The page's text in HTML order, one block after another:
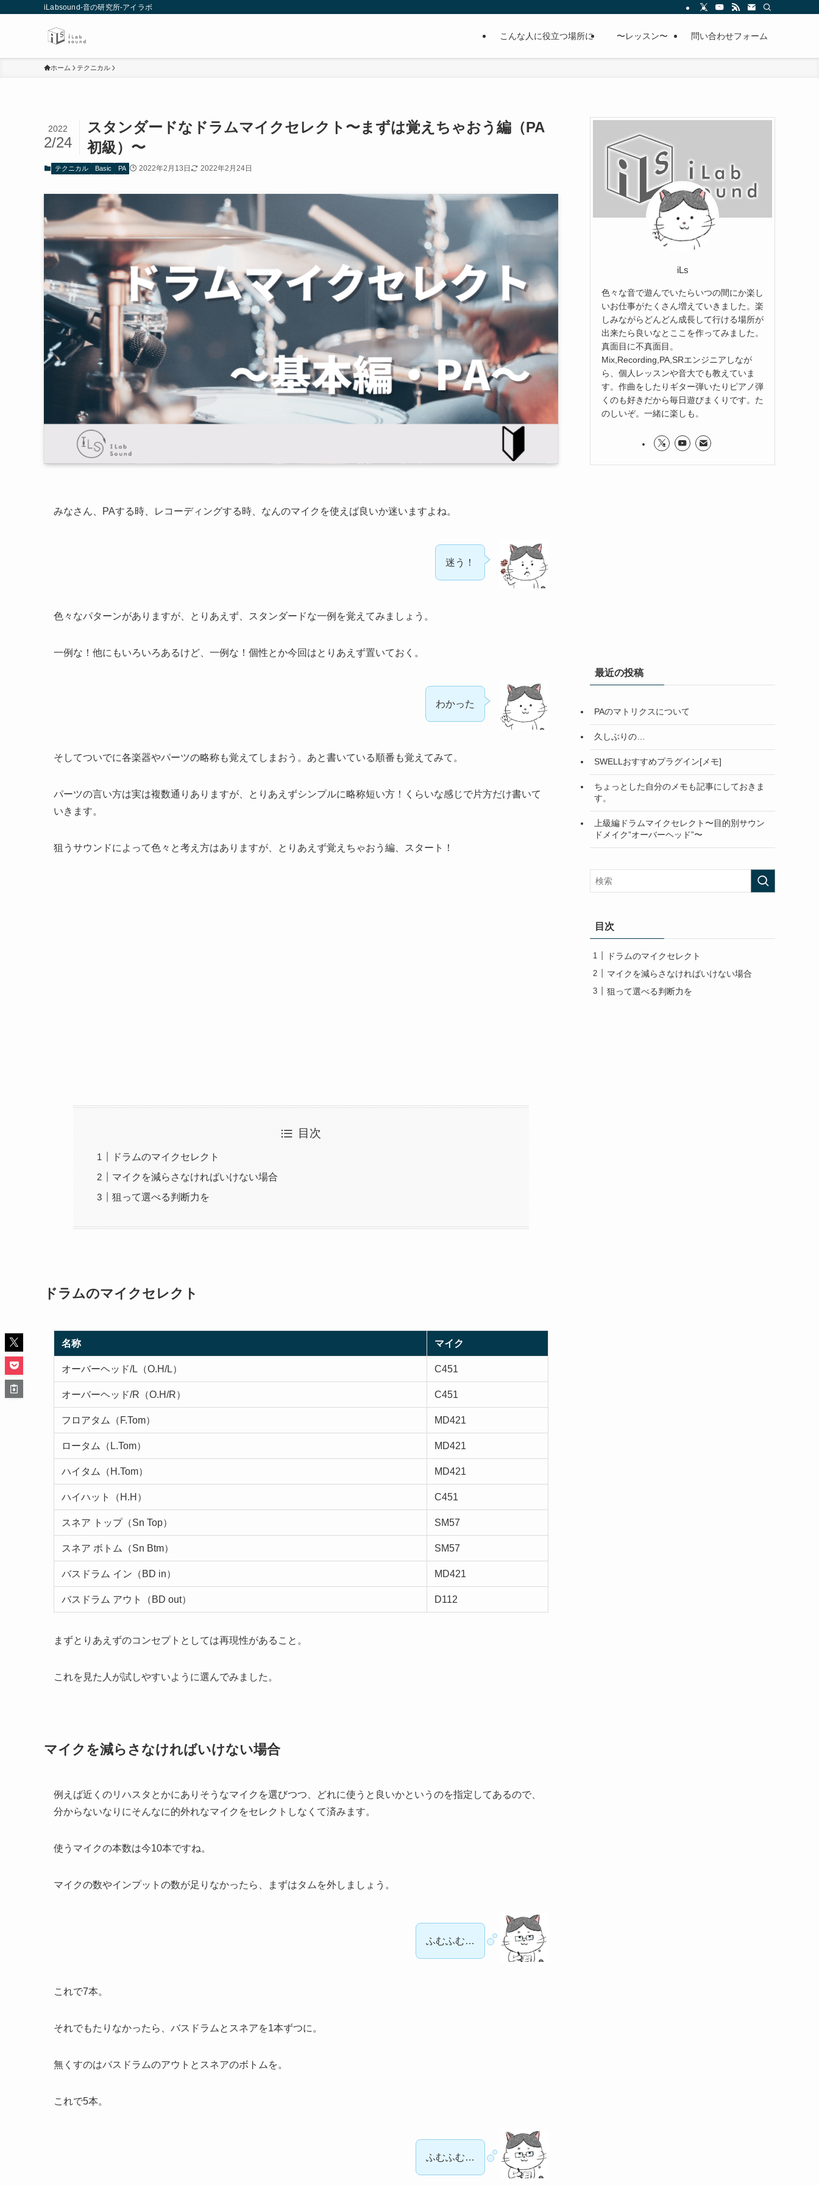
iLabsound-音の研究所-アイラボ
こんな人に役立つ場所に 〜レッスン〜 問い合わせフォーム
ホーム テクニカル
スタンダードなドラムマイクセレクト〜まずは覚えちゃおう編（PA
初級）〜
2022
2/24
テクニカル Basic PA 2022年2月13日 2022年2月24日
みなさん、PAする時、レコーディングする時、なんのマイクを使えば良いか迷いますよね。
迷う！
色々なパターンがありますが、とりあえず、スタンダードな一例を覚えてみましょう。
一例な！他にもいろいろあるけど、一例な！個性とか今回はとりあえず置いておく。
わかった
そしてついでに各楽器やパーツの略称も覚えてしまおう。あと書いている順番も覚えてみて。
パーツの言い方は実は複数通りありますが、とりあえずシンプルに略称短い方！くらいな感じで片方だけ書いて
いきます。
狙うサウンドによって色々と考え方はありますが、とりあえず覚えちゃおう編、スタート！
目次
ドラムのマイクセレクト
マイクを減らさなければいけない場合
狙って選べる判断力を
ドラムのマイクセレクト
名称 マイク
オーバーヘッド/L（O.H/L） C451
オーバーヘッド/R（O.H/R） C451
フロアタム（F.Tom） MD421
ロータム（L.Tom） MD421
ハイタム（H.Tom） MD421
ハイハット（H.H） C451
スネア トップ（Sn Top） SM57
スネア ボトム（Sn Btm） SM57
バスドラム イン（BD in） MD421
バスドラム アウト（BD out） D112
まずとりあえずのコンセプトとしては再現性があること。
これを見た人が試しやすいように選んでみました。
マイクを減らさなければいけない場合
例えば近くのリハスタとかにありそうなマイクを選びつつ、どれに使うと良いかというのを指定してあるので、
分からないなりにそんなに的外れなマイクをセレクトしなくて済みます。
使うマイクの本数は今10本ですね。
マイクの数やインプットの数が足りなかったら、まずはタムを外しましょう。
ふむふむ…
これで7本。
それでもたりなかったら、バスドラムとスネアを1本ずつに。
無くすのはバスドラムのアウトとスネアのボトムを。
これで5本。
ふむふむ…
iLs
色々な音で遊んでいたらいつの間にか楽し
いお仕事がたくさん増えていきました。楽
しみながらどんどん成長して行ける場所が
出来たら良いなとここを作ってみました。
真面目に不真面目。
Mix,Recording,PA,SRエンジニアしなが
ら、個人レッスンや音大でも教えていま
す。作曲をしたりギター弾いたりピアノ弾
くのも好きだから毎日遊びまくりです。た
のしいぞ。一緒に楽しも。
最近の投稿
PAのマトリクスについて
久しぶりの…
SWELLおすすめプラグイン[メモ]
ちょっとした自分のメモも記事にしておきま
す。
上級編ドラムマイクセレクト〜目的別サウン
ドメイク”オーバーヘッド”〜
目次
ドラムのマイクセレクト
マイクを減らさなければいけない場合
狙って選べる判断力を